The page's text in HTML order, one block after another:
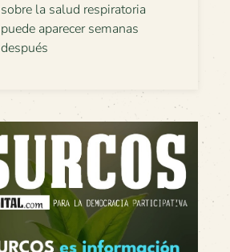
sobre la salud respiratoria
puede aparecer semanas
después